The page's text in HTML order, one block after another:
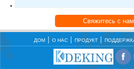
*
Свяжитесь с
ДОМ О НАС ПРОДУКТ